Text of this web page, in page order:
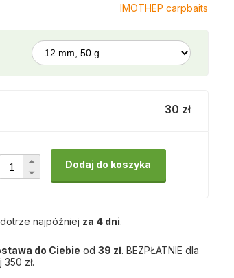
IMOTHEP carpbaits
30 zł
Dodaj do koszyka
najpóźniej za 4 dni.
do Ciebie od 39 zł. BEZPŁATNIE dla
zł.